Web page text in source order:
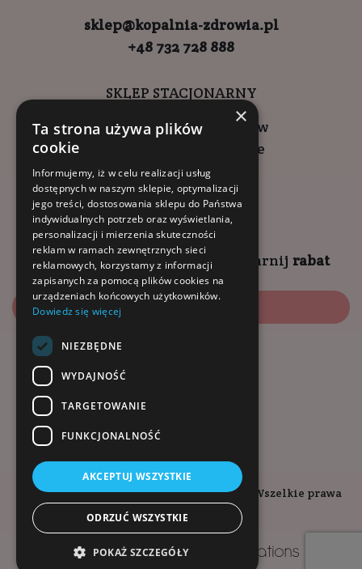
sklep@kopalnia-zdrowia.pl
+48 732 728 888
SKLEP STACJONARNY
ul. Wadowicka 6, Kraków
Kompleks Buma Square
godziny otwarcia:
9:00 - 18:00 (pon-pt)
10:00 - 14:00 (sob)
Zapisz się naNEWSLETTER zgarnij rabat
Zapisz się
Copyright © 2026. Kopalnia-Zdrowia.pl - Wszelkie prawa
Projekt i wykonanie
×
Ta strona używa plików
cookie
Informujemy, iż w celu realizacji usług
dostępnych w naszym sklepie, optymalizacji
jego treści, dostosowania sklepu do Państwa
indywidualnych potrzeb oraz wyświetlania,
personalizacji i mierzenia skuteczności
reklam w ramach zewnętrznych sieci
reklamowych, korzystamy z informacji
zapisanych za pomocą plików cookies na
urządzeniach końcowych użytkowników.
Dowiedz się więcej
NIEZBĘDNE
WYDAJNOŚĆ
TARGETOWANIE
FUNKCJONALNOŚĆ
AKCEPTUJ WSZYSTKIE
ODRZUĆ WSZYSTKIE
POKAŻ SZCZEGÓŁY